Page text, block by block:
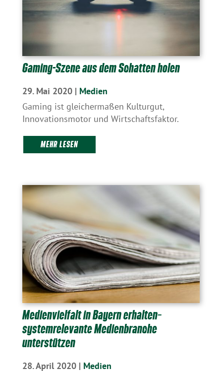
Gaming-Szene aus dem Schatten holen
29. Mai 2020| Medien
Gaming ist gleichermaßen Kulturgut,
Innovationsmotor und Wirtschaftsfaktor.
MEHR LESEN
Medienvielfalt in Bayern erhalten–
systemrelevante Medienbranche
unterstützen
28. April 2020| Medien